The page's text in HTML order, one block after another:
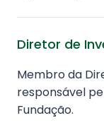
Diretor de
Membro da
responsável
Fundação.